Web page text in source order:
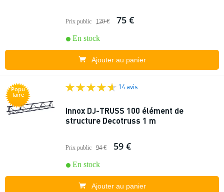
Prix public 120 € 75 €
En stock
Ajouter au panier
Popu
laire
14 avis
Innox DJ-TRUSS 100 élément de
structure Decotruss 1 m
Prix public 94 € 59 €
En stock
Ajouter au panier